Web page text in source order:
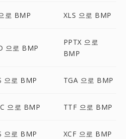
로 BMP XLS 으로 BMP
으로 BMP
PPTX 으로
BMP
으로 BMP TGA 으로 BMP
으로 BMP TTF 으로 BMP
으로 BMP XCF 으로 BMP